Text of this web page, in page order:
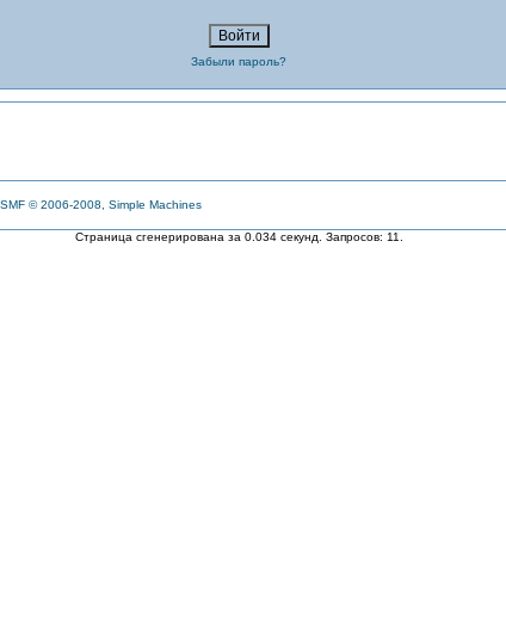
Забыли пароль?
SMF © 2006-2008, Simple Machines
Страница сгенерирована за 0.034 секунд. Запросов: 11.